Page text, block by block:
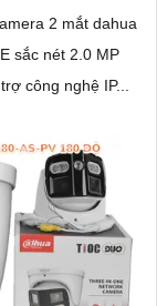
2 mắt dahua
sắc nét 2.0 MP
nhựa. Camera hỗ trợ công nghệ IP...